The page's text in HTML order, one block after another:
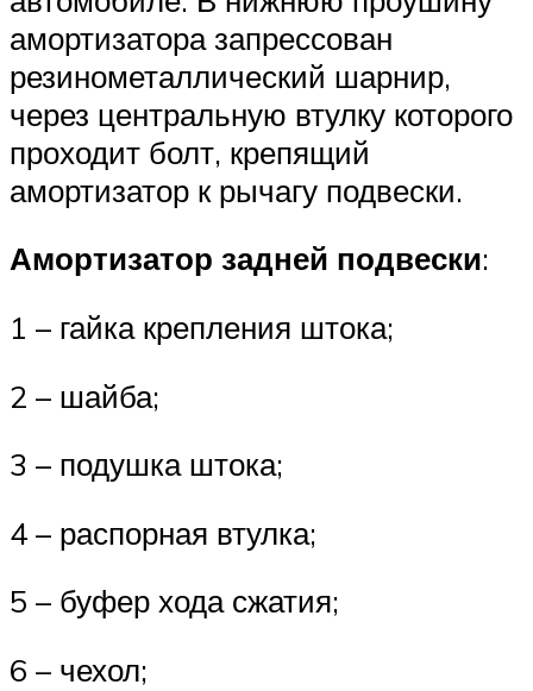
амортизатора запрессован
резинометаллический шарнир,
через центральную втулку которого
проходит болт, крепящий
амортизатор к рычагу подвески.
Амортизатор задней подвески:
1 – гайка крепления штока;
2 – шайба;
3 – подушка штока;
4 – распорная втулка;
5 – буфер хода сжатия;
6 – чехол;